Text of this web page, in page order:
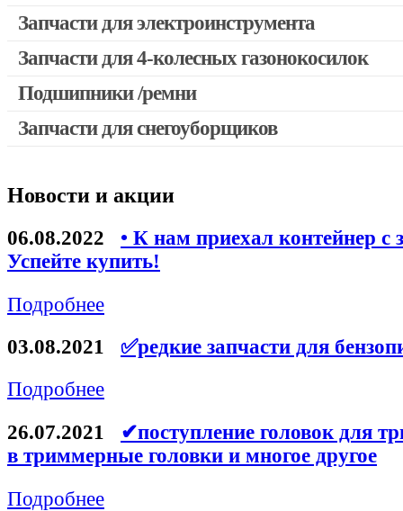
Запчасти для электроинструмента
Двигатели, редукторы для шуруповертов
Выключатели, переключатели
Запчасти для УШМ (болгарок)
Запчасти для электроинструмента другие
Запчасти для компрессоров
Конденсаторы
Ремни для электроинструмента
Запчасти для 4-колесных газонокосилок
Подшипники /ремни
Запчасти для снегоуборщиков
Новости и акции
06.08.2022
• К нам приехал контейнер с
Успейте купить!
Подробнее
03.08.2021
✅редкие запчасти для
Подробнее
26.07.2021
✔поступление головок для
в триммерные головки и многое другое
Подробнее